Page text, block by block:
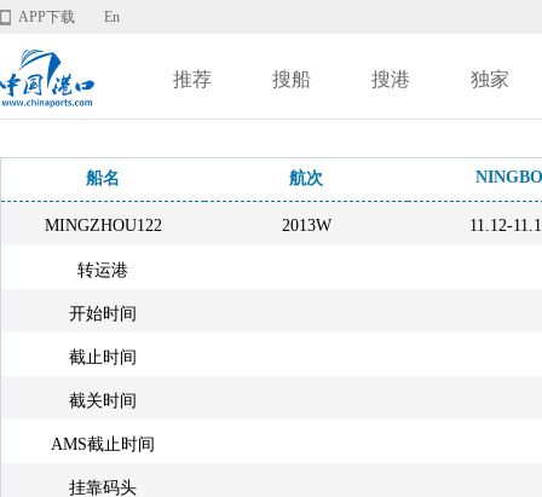
APP下载 En
推荐 搜船 搜港 独家
船名 航次 NINGBO
MINGZHOU122 2013W 11.12-
转运港
开始时间
截止时间
截关时间
AMS截止时间
挂靠码头